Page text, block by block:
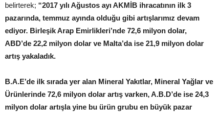
belirterek; “2017 yılı Ağustos ayı AKMİB ihracatının ilk 3
pazarında, temmuz ayında olduğu gibi artışlarımız devam
ediyor. Birleşik Arap Emirlikleri’nde 72,6 milyon dolar,
ABD’de 22,2 milyon dolar ve Malta’da ise 21,9 milyon dolar
artış yakaladık.
B.A.E’de ilk sırada yer alan Mineral Yakıtlar, Mineral Yağlar ve
Ürünlerinde 72,6 milyon dolar artış varken, A.B.D’de ise 24,3
milyon dolar artışla yine bu ürün grubu en büyük pazar